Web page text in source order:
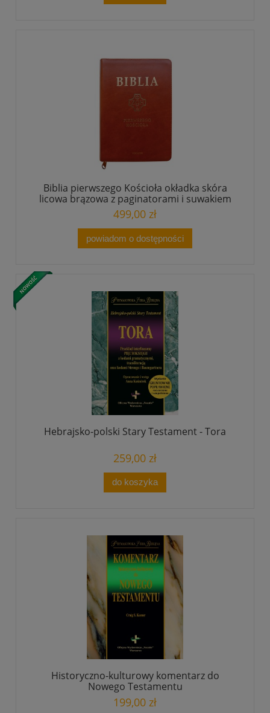
Biblia pierwszego Kościoła okładka skóra
licowa brązowa z paginatorami i suwakiem
499,00 zł
powiadom o dostępności
Hebrajsko-polski Stary Testament - Tora
259,00 zł
do koszyka
Historyczno-kulturowy komentarz do
Nowego Testamentu
199,00 zł